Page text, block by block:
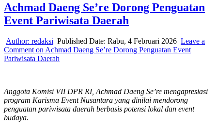
Achmad Daeng Se’re Dorong Penguatan
Event Pariwisata Daerah
Author: redaksi Published Date: Rabu, 4 Februari 2026 Leave a
Comment on Achmad Daeng Se’re Dorong Penguatan Event
Pariwisata Daerah
Anggota Komisi VII DPR RI, Achmad Daeng Se’re mengapresiasi
program Karisma Event Nusantara yang dinilai mendorong
penguatan pariwisata daerah berbasis potensi lokal dan event
budaya.